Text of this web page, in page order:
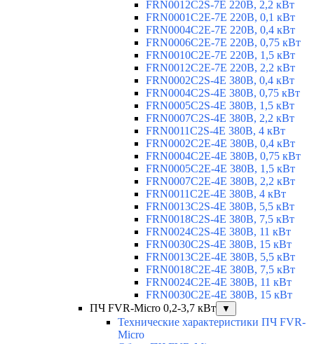
FRN0012C2S-7E 220В, 2,2 кВт
FRN0001C2E-7E 220В, 0,1 кВт
FRN0004C2E-7E 220В, 0,4 кВт
FRN0006C2E-7E 220В, 0,75 кВт
FRN0010C2E-7E 220В, 1,5 кВт
FRN0012C2E-7E 220В, 2,2 кВт
FRN0002C2S-4E 380В, 0,4 кВт
FRN0004C2S-4E 380В, 0,75 кВт
FRN0005C2S-4E 380В, 1,5 кВт
FRN0007C2S-4E 380В, 2,2 кВт
FRN0011C2S-4E 380В, 4 кВт
FRN0002C2E-4E 380В, 0,4 кВт
FRN0004C2E-4E 380В, 0,75 кВт
FRN0005C2E-4E 380В, 1,5 кВт
FRN0007C2E-4E 380В, 2,2 кВт
FRN0011C2E-4E 380В, 4 кВт
FRN0013C2S-4E 380В, 5,5 кВт
FRN0018C2S-4E 380В, 7,5 кВт
FRN0024C2S-4E 380В, 11 кВт
FRN0030C2S-4E 380В, 15 кВт
FRN0013C2E-4E 380В, 5,5 кВт
FRN0018C2E-4E 380В, 7,5 кВт
FRN0024C2E-4E 380В, 11 кВт
FRN0030C2E-4E 380В, 15 кВт
ПЧ FVR-Micro 0,2-3,7 кВт
▼
Технические характеристики ПЧ FVR-
Micro